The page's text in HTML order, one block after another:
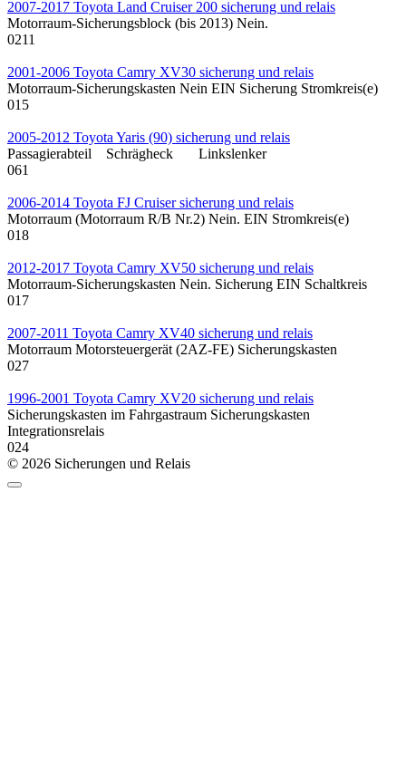
2007-2017 Toyota Land Cruiser 200 sicherung und relais
Motorraum-Sicherungsblock (bis 2013) Nein.
0211
2001-2006 Toyota Camry XV30 sicherung und relais
Motorraum-Sicherungskasten Nein EIN Sicherung Stromkreis(e)
015
2005-2012 Toyota Yaris (90) sicherung und relais
Passagierabteil Schrägheck Linkslenker
061
2006-2014 Toyota FJ Cruiser sicherung und relais
Motorraum (Motorraum R/B Nr.2) Nein. EIN Stromkreis(e)
018
2012-2017 Toyota Camry XV50 sicherung und relais
Motorraum-Sicherungskasten Nein. Sicherung EIN Schaltkreis
017
2007-2011 Toyota Camry XV40 sicherung und relais
Motorraum Motorsteuergerät (2AZ-FE) Sicherungskasten
027
1996-2001 Toyota Camry XV20 sicherung und relais
Sicherungskasten im Fahrgastraum Sicherungskasten
Integrationsrelais
024
© 2026 Sicherungen und Relais